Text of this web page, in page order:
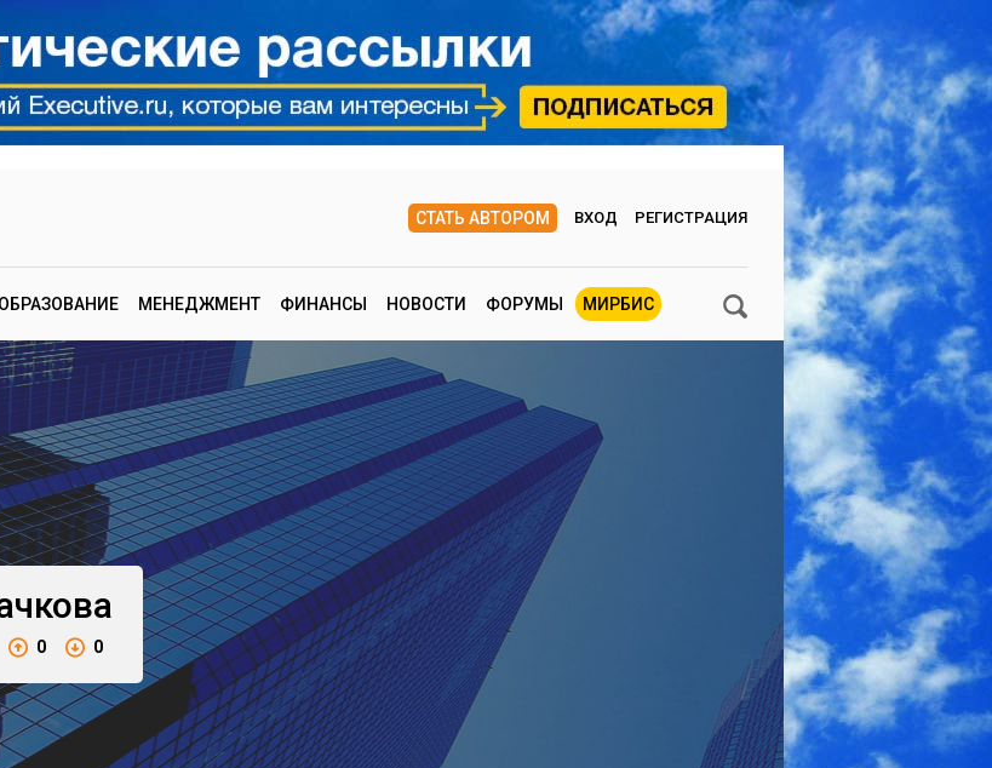
СТАТЬ АВТОРОМ ВХОД РЕГИСТРАЦИЯ
МЕНЕДЖМЕНТ ФИНАНСЫ НОВОСТИ ФОРУМЫ МИРБИС
0 0